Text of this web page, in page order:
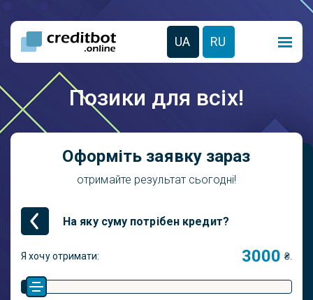
UA RU
Позики для всіх!
Оформіть заявку зараз
отримайте результат сьогодні!
На яку суму потрібен кредит?
Я хочу отримати: ₴.